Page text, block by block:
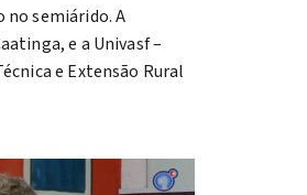
no semiárido. A
e a Univasf –
e Extensão Rural